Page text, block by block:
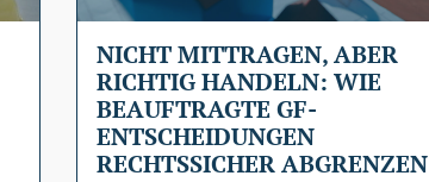
NICHT MITTRAGEN, ABER
RICHTIG HANDELN: WIE
BEAUFTRAGTE GF-
ENTSCHEIDUNGEN
RECHTSSICHER ABGRENZEN